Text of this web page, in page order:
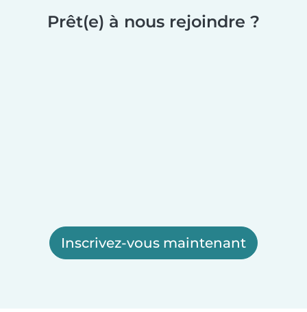
Prêt(e) à nous rejoindre ?
Inscrivez-vous maintenant